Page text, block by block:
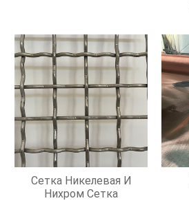
Сетка Никелевая И
Нихром Сетка